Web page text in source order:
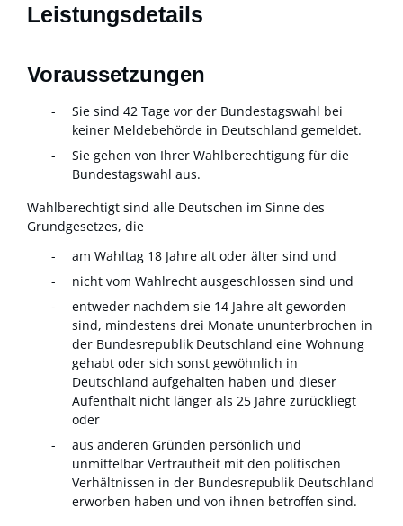
Leistungsdetails
Voraussetzungen
Sie sind 42 Tage vor der Bundestagswahl bei
keiner Meldebehörde in Deutschland gemeldet.
Sie gehen von Ihrer Wahlberechtigung für die
Bundestagswahl aus.
Wahlberechtigt sind alle Deutschen im Sinne des
Grundgesetzes, die
am Wahltag 18 Jahre alt oder älter sind und
nicht vom Wahlrecht ausgeschlossen sind und
entweder nachdem sie 14 Jahre alt geworden
sind, mindestens drei Monate ununterbrochen in
der Bundesrepublik Deutschland eine Wohnung
gehabt oder sich sonst gewöhnlich in
Deutschland aufgehalten haben und dieser
Aufenthalt nicht länger als 25 Jahre zurückliegt
oder
aus anderen Gründen persönlich und
unmittelbar Vertrautheit mit den politischen
Verhältnissen in der Bundesrepublik Deutschland
erworben haben und von ihnen betroffen sind.